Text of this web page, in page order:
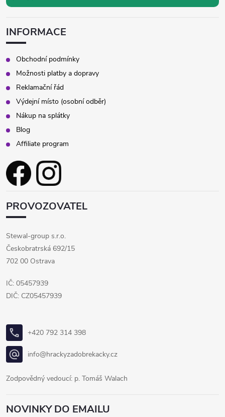
y
v
ý
p
i
s
u
INFORMACE
Obchodní podmínky
Možnosti platby a dopravy
Reklamační řád
Výdejní místo (osobní odběr)
Nákup na splátky
Blog
Affiliate program
PROVOZOVATEL
Stewal-group s.r.o.
Českobratrská 692/15
702 00 Ostrava
IČ: 05457939
DIČ: CZ05457939
+420 792 314 398
info@hrackyzadobrekacky.cz
Zodpovědný vedoucí: p. Tomáš Walach
NOVINKY DO EMAILU